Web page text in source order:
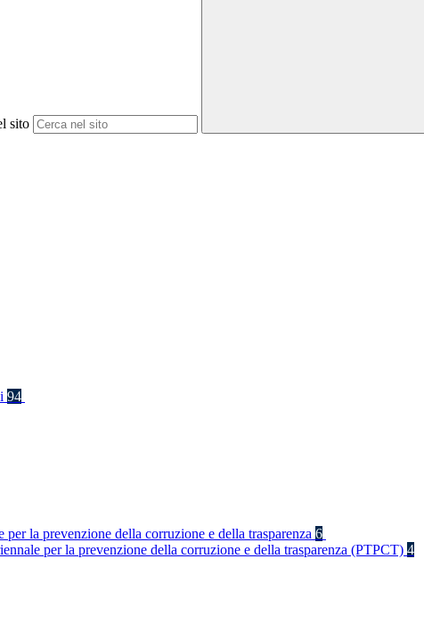
sito
94
per la prevenzione della corruzione e della trasparenza 6
per la prevenzione della corruzione e della trasparenza (PTPCT) 4